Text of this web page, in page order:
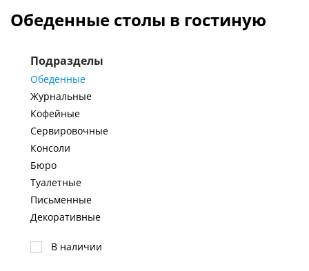
Обеденные столы в гостиную
Подразделы
Обеденные
Журнальные
Кофейные
Сервировочные
Консоли
Бюро
Туалетные
Письменные
Декоративные
В наличии